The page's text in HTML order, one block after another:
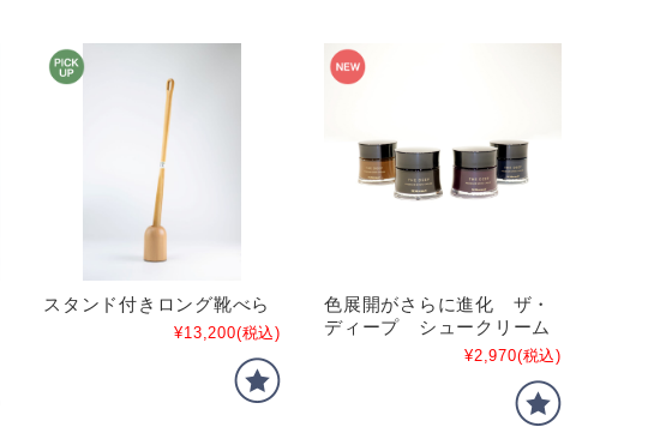
スタンド付きロング靴べら
¥13,200(税込)
色展開がさらに進化 ザ・
ディープ シュークリーム
¥2,970(税込)